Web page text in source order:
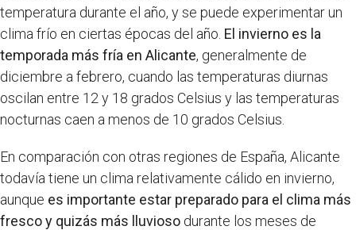
temperatura durante el año, y se puede experimentar un
clima frío en ciertas épocas del año. El invierno es la
temporada más fría en Alicante, generalmente de
diciembre a febrero, cuando las temperaturas diurnas
oscilan entre 12 y 18 grados Celsius y las temperaturas
nocturnas caen a menos de 10 grados Celsius.
En comparación con otras regiones de España, Alicante
todavía tiene un clima relativamente cálido en invierno,
aunque es importante estar preparado para el clima más
fresco y quizás más lluvioso durante los meses de